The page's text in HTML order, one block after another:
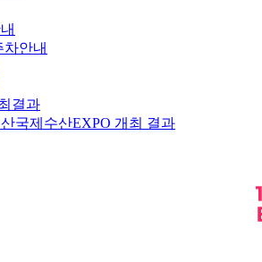
차안내
결과
국제수산EXPO 개최 결과